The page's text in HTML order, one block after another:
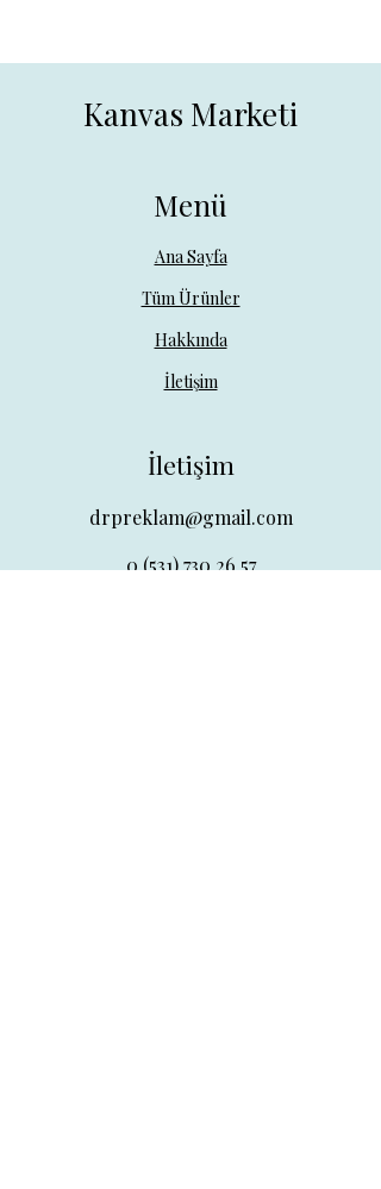
Kanvas Marketi
Menü
Ana Sayfa
Tüm Ürünler
Hakkında
İletişim
İletişim
drpreklam@gmail.com
0 (531) 730 26 57